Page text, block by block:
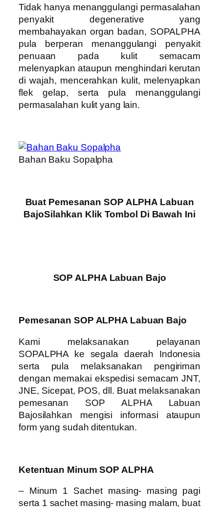
Tidak hanya menanggulangi permasalahan
penyakit degenerative yang
membahayakan organ badan, SOPALPHA
pula berperan menanggulangi penyakit
penuaan pada kulit semacam
melenyapkan ataupun menghindari kerutan
di wajah, mencerahkan kulit, melenyapkan
flek gelap, serta pula menanggulangi
permasalahan kulit yang lain.
Bahan Baku Sopalpha
Buat Pemesanan SOP ALPHA Labuan
BajoSilahkan Klik Tombol Di Bawah Ini
SOP ALPHA Labuan Bajo
Pemesanan SOP ALPHA Labuan Bajo
Kami melaksanakan pelayanan
SOPALPHA ke segala daerah Indonesia
serta pula melaksanakan pengiriman
dengan memakai ekspedisi semacam JNT,
JNE, Sicepat, POS, dll. Buat melaksanakan
pemesanan SOP ALPHA Labuan
Bajosilahkan mengisi informasi ataupun
form yang sudah ditentukan.
Ketentuan Minum SOP ALPHA
– Minum 1 Sachet masing- masing pagi
serta 1 sachet masing- masing malam, buat